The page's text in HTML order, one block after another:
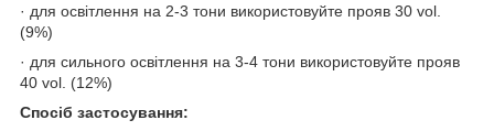
· для освітлення на 2-3 тони використовуйте прояв 30 vol.
(9%)
· для сильного освітлення на 3-4 тони використовуйте прояв
40 vol. (12%)
Спосіб застосування: